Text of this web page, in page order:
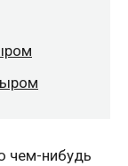
чем-нибудь